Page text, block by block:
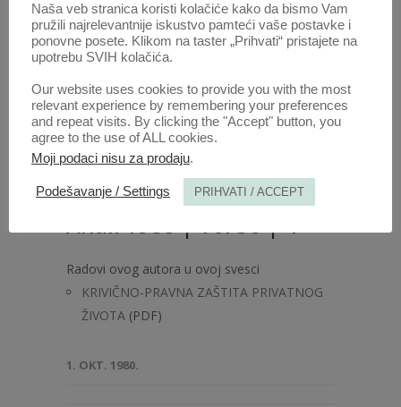
Anali 1988 | Vol 36 | 4
Radovi ovog autora u ovoj svesci
KRIVIČNO-PRAVNA ZAŠTITA PRIVATNOG
ŽIVOTA (PDF)
1. OKT. 1980.
Naša veb stranica koristi kolačiće kako da bismo Vam
pružili najrelevantnije iskustvo pamteći vaše postavke i
ponovne posete. Klikom na taster „Prihvati“ pristajete na
upotrebu SVIH kolačića.
Our website uses cookies to provide you with the most
relevant experience by remembering your preferences
and repeat visits. By clicking the "Accept" button, you
agree to the use of ALL cookies.
Moji podaci nisu za prodaju.
Podešavanje / Settings PRIHVATI / ACCEPT